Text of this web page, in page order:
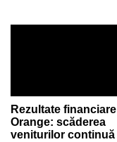
Rezultate financiare
Orange: scăderea
veniturilor continuă